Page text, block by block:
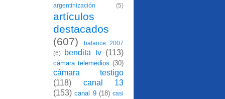
argentinización (5)
artículos
destacados
(607)
balance 2007
(6)
bendita tv (113)
cámara telemedios (30)
cámara testigo
(118)
canal 13
(153) canal 9 (18) casi